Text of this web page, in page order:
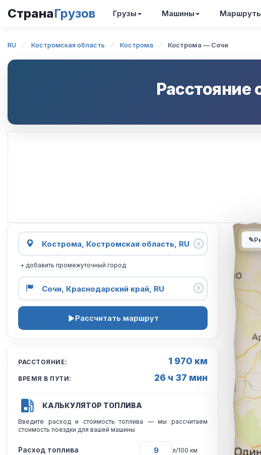
СтранаГрузов Грузы Машины
RU Костромская область Кострома Кострома — Сочи
Расстояние
+ добавить промежуточный город
Рассчитать маршрут
РАССТОЯНИЕ: 1 970 км
ВРЕМЯ В ПУТИ: 26 ч 37 мин
КАЛЬКУЛЯТОР ТОПЛИВА
Введите расход и стоимость топлива — мы рассчитаем
стоимость поездки для вашей машины
Расход топлива л/100 км
✎